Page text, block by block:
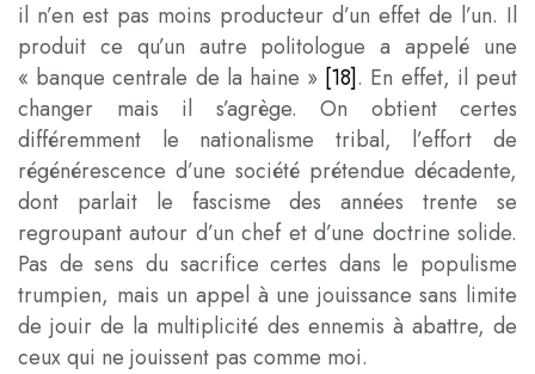
il n’en est pas moins producteur d’un effet de l’un. Il
produit ce qu’un autre politologue a appelé une
« banque centrale de la haine » [18]. En effet, il peut
changer mais il s’agrège. On obtient certes
différemment le nationalisme tribal, l’effort de
régénérescence d’une société prétendue décadente,
dont parlait le fascisme des années trente se
regroupant autour d’un chef et d’une doctrine solide.
Pas de sens du sacrifice certes dans le populisme
trumpien, mais un appel à une jouissance sans limite
de jouir de la multiplicité des ennemis à abattre, de
ceux qui ne jouissent pas comme moi.